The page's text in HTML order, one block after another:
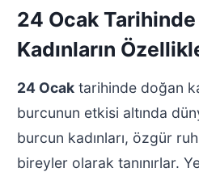
24 Ocak
Kadınların
24 Ocaktarihinde doğan
burcunun etkisi altında
burcun kadınları, özgür
bireyler olarak tanınırlar.